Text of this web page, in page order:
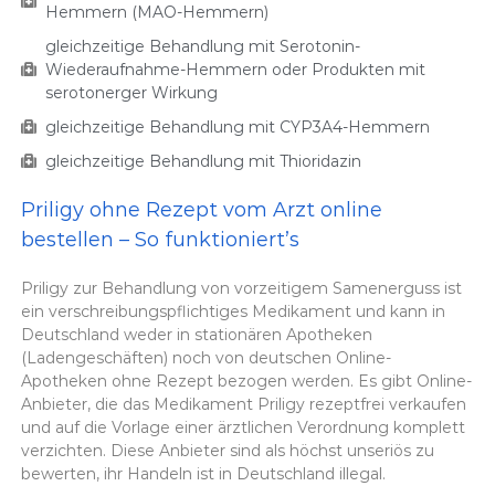
Hemmern (MAO-Hemmern)
gleichzeitige Behandlung mit Serotonin-
Wiederaufnahme-Hemmern oder Produkten mit
serotonerger Wirkung
gleichzeitige Behandlung mit CYP3A4-Hemmern
gleichzeitige Behandlung mit Thioridazin
Priligy ohne Rezept vom Arzt online
bestellen – So funktioniert’s
Priligy zur Behandlung von vorzeitigem Samenerguss ist
ein verschreibungspflichtiges Medikament und kann in
Deutschland weder in stationären Apotheken
(Ladengeschäften) noch von deutschen Online-
Apotheken ohne Rezept bezogen werden. Es gibt Online-
Anbieter, die das Medikament Priligy rezeptfrei verkaufen
und auf die Vorlage einer ärztlichen Verordnung komplett
verzichten. Diese Anbieter sind als höchst unseriös zu
bewerten, ihr Handeln ist in Deutschland illegal.